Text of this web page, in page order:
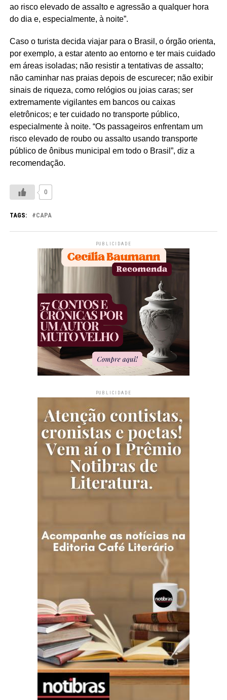
ao risco elevado de assalto e agressão a qualquer hora
do dia e, especialmente, à noite”.
Caso o turista decida viajar para o Brasil, o órgão orienta,
por exemplo, a estar atento ao entorno e ter mais cuidado
em áreas isoladas; não resistir a tentativas de assalto;
não caminhar nas praias depois de escurecer; não exibir
sinais de riqueza, como relógios ou joias caras; ser
extremamente vigilantes em bancos ou caixas
eletrônicos; e ter cuidado no transporte público,
especialmente à noite. “Os passageiros enfrentam um
risco elevado de roubo ou assalto usando transporte
público de ônibus municipal em todo o Brasil”, diz a
recomendação.
0
TAGS: CAPA
PUBLICIDADE
PUBLICIDADE